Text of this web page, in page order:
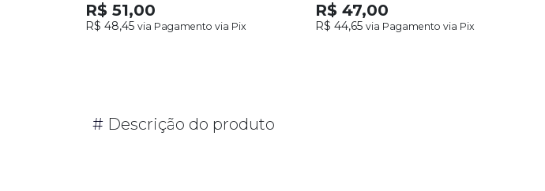
R$ 51,00
R$ 48,45 via Pagamento via Pix
R$ 47,00
R$ 44,65 via Pagamento via Pix
# Descrição do produto